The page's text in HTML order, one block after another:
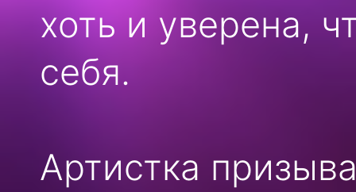
хоть и уверена,
себя.
Артистка